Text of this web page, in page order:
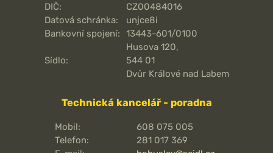
DIČ:
CZ00484016
Datová schránka:
unjce8i
Bankovní spojení:
13443-601/0100
Sídlo:
Husova 120,
544 01
Dvůr Králové nad Labem
Technická kancelář - poradna
Mobil:
608 075 005
Telefon:
281 017 369